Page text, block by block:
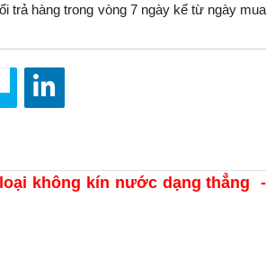
trả hàng trong vòng 7 ngày kể từ ngày mua
không kín nước dạng thẳng -